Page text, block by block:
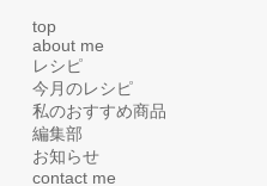
top
about me
レシピ
今月のレシピ
私のおすすめ商品
編集部
お知らせ
contact me